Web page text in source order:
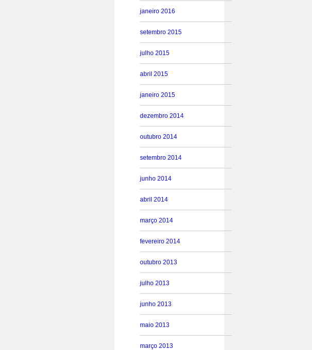
janeiro 2016
setembro 2015
julho 2015
abril 2015
janeiro 2015
dezembro 2014
outubro 2014
setembro 2014
junho 2014
abril 2014
março 2014
fevereiro 2014
outubro 2013
julho 2013
junho 2013
maio 2013
março 2013